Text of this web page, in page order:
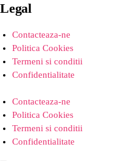
Legal
Contacteaza-ne
Politica Cookies
Termeni si conditii
Confidentialitate
Contacteaza-ne
Politica Cookies
Termeni si conditii
Confidentialitate